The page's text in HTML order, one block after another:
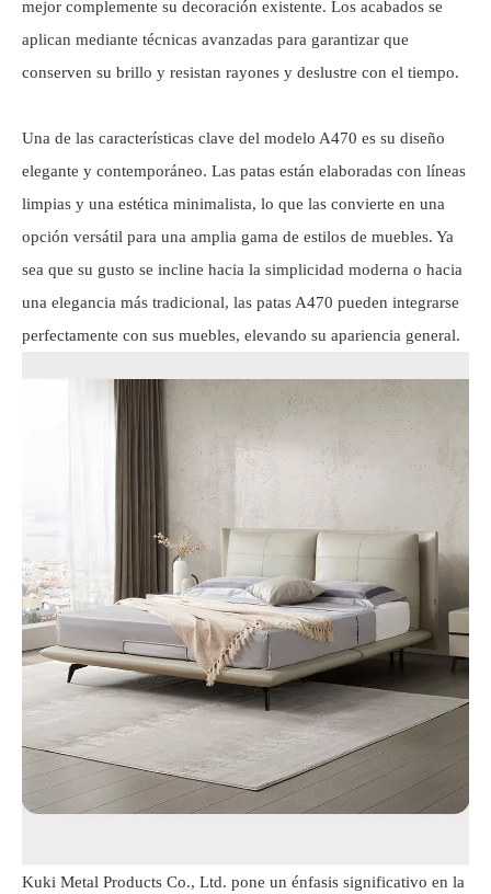
mejor complemente su decoración existente. Los acabados se
aplican mediante técnicas avanzadas para garantizar que
conserven su brillo y resistan rayones y deslustre con el tiempo.
Una de las características clave del modelo A470 es su diseño
elegante y contemporáneo. Las patas están elaboradas con líneas
limpias y una estética minimalista, lo que las convierte en una
opción versátil para una amplia gama de estilos de muebles. Ya
sea que su gusto se incline hacia la simplicidad moderna o hacia
una elegancia más tradicional, las patas A470 pueden integrarse
perfectamente con sus muebles, elevando su apariencia general.
Kuki Metal Products Co., Ltd. pone un énfasis significativo en la